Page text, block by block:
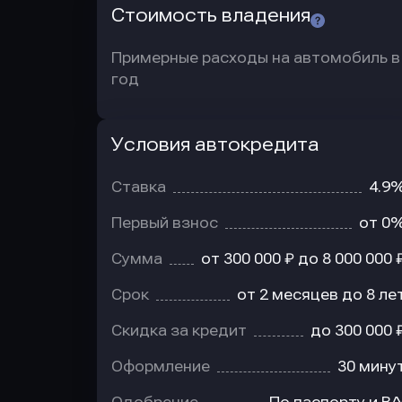
Стоимость владения
Примерные расходы на автомобиль в
год
Условия автокредита
Ставка
Первый взнос от
Сумма от 300 000 ₽ до 8 000 000
Срок от 2 месяцев до 8
Скидка за кредит до 300 000
Оформление 30